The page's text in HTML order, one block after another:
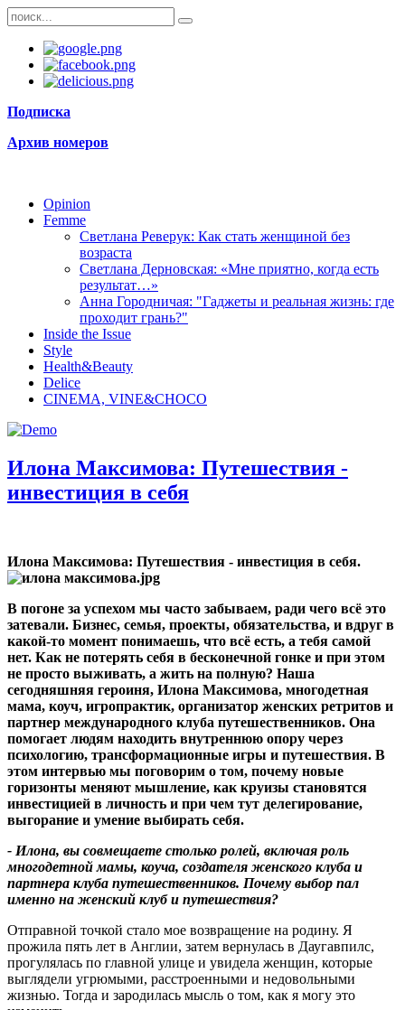
Подписка
Архив номеров
Opinion
Femme
Светлана Реверук: Как стать женщиной без
возраста
Светлана Дерновская: «Мне приятно, когда есть
результат…»
Анна Городничая: "Гаджеты и реальная жизнь: где
проходит грань?"
Inside the Issue
Style
Health&Beauty
Delice
CINEMA, VINE&CHOCO
Илона Максимова: Путешествия -
инвестиция в себя
Илона Максимова: Путешествия - инвестиция в себя.
В погоне за успехом мы часто забываем, ради чего всё это
затевали. Бизнес, семья, проекты, обязательства, и вдруг в
какой-то момент понимаешь, что всё есть, а тебя самой
нет. Как не потерять себя в бесконечной гонке и при этом
не просто выживать, а жить на полную? Наша
сегодняшняя героиня, Илона Максимова, многодетная
мама, коуч, игропрактик, организатор женских ретритов и
партнер международного клуба путешественников. Она
помогает людям находить внутреннюю опору через
психологию, трансформационные игры и путешествия. В
этом интервью мы поговорим о том, почему новые
горизонты меняют мышление, как круизы становятся
инвестицией в личность и при чем тут делегирование,
выгорание и умение выбирать себя.
- Илона, вы совмещаете столько ролей, включая роль
многодетной мамы, коуча, создателя женского клуба и
партнера клуба путешественников. Почему выбор пал
именно на женский клуб и путешествия?
Отправной точкой стало мое возвращение на родину. Я
прожила пять лет в Англии, затем вернулась в Даугавпилс,
прогулялась по главной улице и увидела женщин, которые
выглядели угрюмыми, расстроенными и недовольными
жизнью. Тогда и зародилась мысль о том, как я могу это